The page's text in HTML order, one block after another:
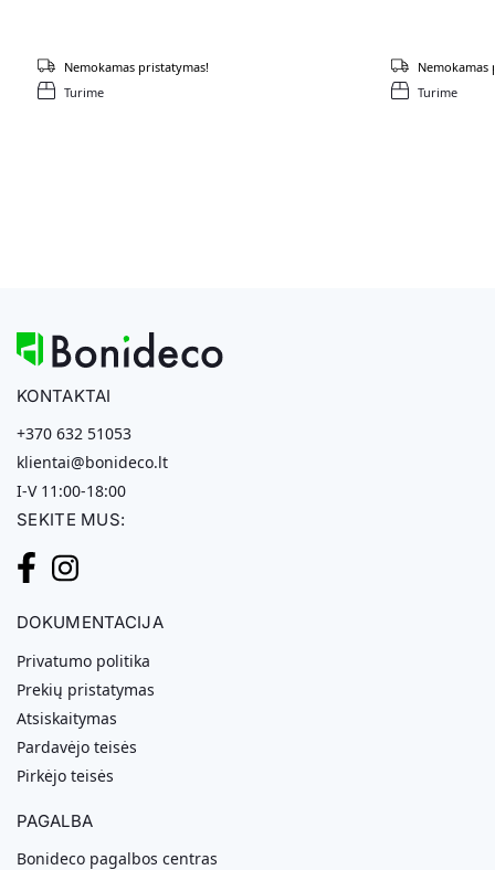
Turime
Nemokamas pristatymas!
Turime
Nemokamas
KONTAKTAI
+370 632 51053
klientai@bonideco.lt
I-V 11:00-18:00
SEKITE MUS:
DOKUMENTACIJA
Privatumo politika
Prekių pristatymas
Atsiskaitymas
Pardavėjo teisės
Pirkėjo teisės
PAGALBA
Bonideco pagalbos centras